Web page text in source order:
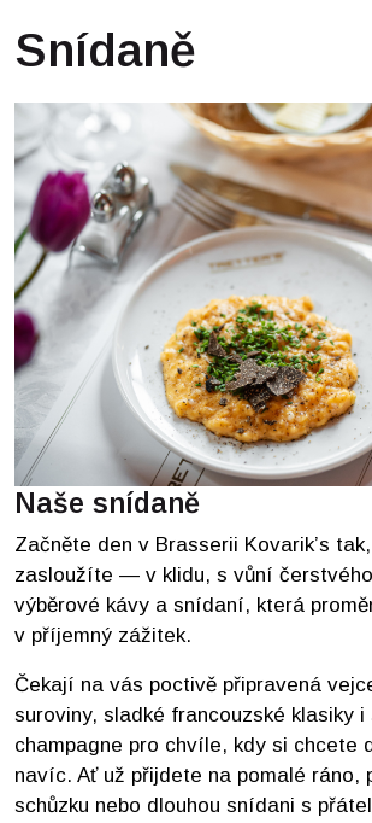
Snídaně
Naše snídaně
Začněte den v Brasserii Kovarik’s
zasloužíte — v klidu, s vůní
výběrové kávy a snídaní, která
v příjemný zážitek.
Čekají na vás poctivě připravená
suroviny, sladké francouzské klasiky i
champagne pro chvíle, kdy si chcete
navíc. Ať už přijdete na pomalé ráno,
schůzku nebo dlouhou snídani s